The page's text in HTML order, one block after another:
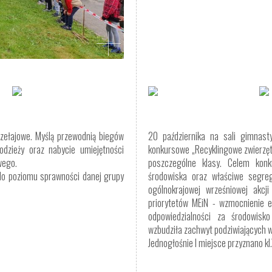
Myślą przewodnią biegów
oraz nabycie umiejętności
poziomu sprawności danej grupy
20 października na sali
konkursowe „Recyklingowe
poszczególne klasy. Celem
środowiska oraz właściwe
ogólnokrajowej wrześniowej
priorytetów MEiN - wzmocnienie
odpowiedzialności za
wzbudziła zachwyt podziwiających
Jednogłośnie I miejsce przyznano